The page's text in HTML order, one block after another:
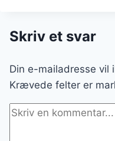
VOKSNE
MED
Skriv et svar
Din e-mailadresse vil
Krævede felter er